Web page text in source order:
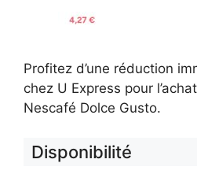
Profitez d’une réduction
chez U Express pour
Nescafé Dolce Gusto.
Disponibilité